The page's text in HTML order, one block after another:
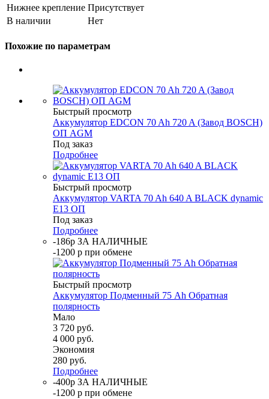
Нижнее крепление Присутствует
В наличии
Нет
Похожие по параметрам
Быстрый просмотр
Аккумулятор EDCON 70 Ah 720 A (Завод BOSCH)
ОП AGM
Под заказ
Подробнее
Быстрый просмотр
Аккумулятор VARTA 70 Ah 640 A BLACK dynamic
E13 ОП
Под заказ
Подробнее
-186р ЗА НАЛИЧНЫЕ
-1200 р при обмене
Быстрый просмотр
Аккумулятор Подменный 75 Ah Обратная
полярность
Мало
3 720 руб.
4 000 руб.
Экономия
280 руб.
Подробнее
-400р ЗА НАЛИЧНЫЕ
-1200 р при обмене